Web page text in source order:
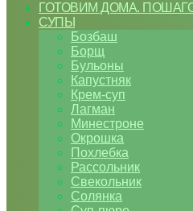
ГОТОВИМ ДОМА.
СУПЫ
Бозбаш
Борщ
Бульоны
Капустняк
Крем-суп
Лагман
Минестроне
Окрошка
Похлебка
Рассольник
Свекольник
Солянка